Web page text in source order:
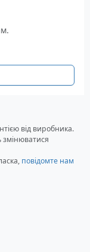
W 21,8
ліва
від виробника.
змінюватися
повідомте нам